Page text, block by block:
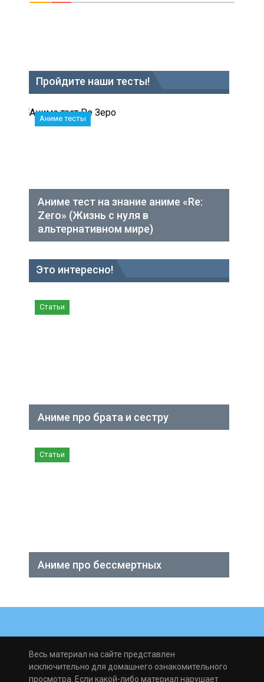
Пройдите наши тесты!
Аниме тесты
Аниме тест на знание аниме «Re:
Zero» (Жизнь с нуля в
альтернативном мире)
Это интересно!
Статьи
Аниме про брата и сестру
Статьи
Аниме про бессмертных
Весь материал на сайте представлен
исключительно для домашнего ознакомительного
просмотра. Если какой-либо материал нарушает